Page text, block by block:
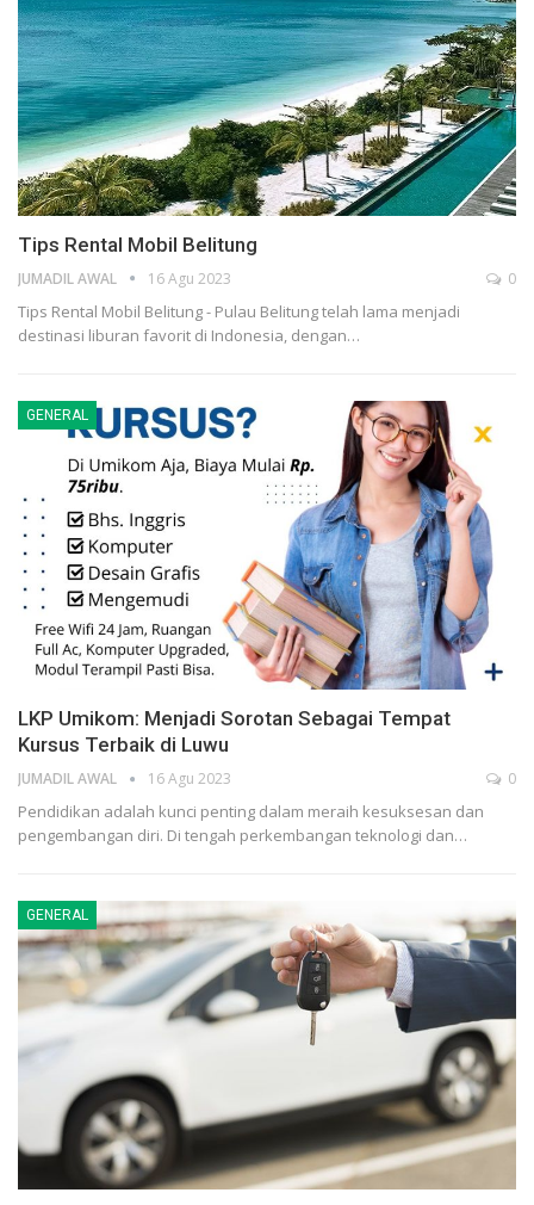
Tips Rental Mobil Belitung
JUMADIL AWAL 16 Agu 2023 0
Tips Rental Mobil Belitung - Pulau Belitung telah lama menjadi
destinasi liburan favorit di Indonesia, dengan…
GENERAL
LKP Umikom: Menjadi Sorotan Sebagai Tempat
Kursus Terbaik di Luwu
JUMADIL AWAL 16 Agu 2023 0
Pendidikan adalah kunci penting dalam meraih kesuksesan dan
pengembangan diri. Di tengah perkembangan teknologi dan…
GENERAL